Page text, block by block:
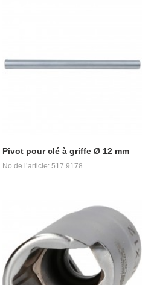
Pivot pour clé à griffe Ø 12 mm
No de l’article: 517.9178